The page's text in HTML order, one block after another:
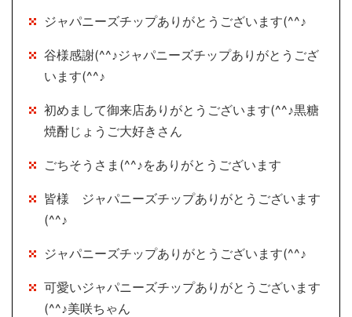
ジャパニーズチップありがとうございます(^^♪
谷様感謝(^^♪ジャパニーズチップありがとうござ
います(^^♪
初めまして御来店ありがとうございます(^^♪黒糖
焼酎じょうご大好きさん
ごちそうさま(^^♪をありがとうございます
皆様 ジャパニーズチップありがとうございます
(^^♪
ジャパニーズチップありがとうございます(^^♪
可愛いジャパニーズチップありがとうございます
(^^♪美咲ちゃん